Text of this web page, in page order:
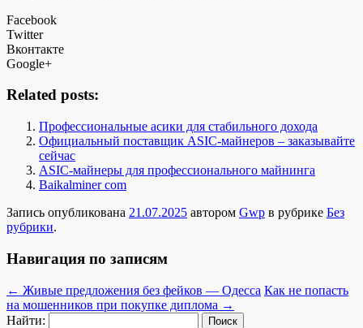
Facebook
Twitter
Вконтакте
Google+
Related posts:
Профессиональные асики для стабильного дохода
Официальный поставщик ASIC-майнеров – заказывайте
сейчас
ASIC-майнеры для профессионального майнинга
Baikalminer com
Запись опубликована 21.07.2025 автором Gwp в рубрике Без
рубрики.
Навигация по записям
← Живые предложения без фейков — Одесса Как не попасть
на мошенников при покупке диплома →
Найти: